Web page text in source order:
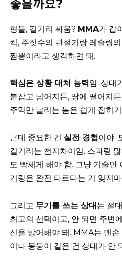
좋을까요?
형들, 길거리 싸움? MMA가 갑
킥, 주짓수의 관절기랑 레슬링
짬뽕이라고 생각하면 돼.
핵심은 상황 대처 능력임. 상대
붙잡고 넘어지든, 땅에 떨어지
주먹만 날리는 놈은 쉽게 잡히
근데 중요한 건 실전 경험 이야.
길거리는 천지차이임. 스파링
도 빡세게 해야 함. 그냥 기술만
거랑은 완전 다르다는 거 잊지
그리고 무기를 쓰는 상대는 절
최고의 선택이고, 안 되면 주변
신을 방어해야 돼. MMA는 맨
이나 몽둥이 같은 건 상대가 안